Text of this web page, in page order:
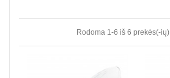
Rodoma 1-6 iš 6 prekės(-ių)